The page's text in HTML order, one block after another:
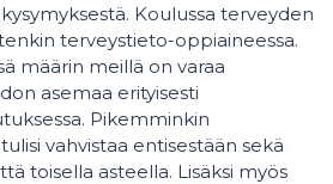
Koulussa terveyden
terveystieto-oppiaineessa.
määrin meillä on varaa
asemaa erityisesti
Pikemminkin
vahvistaa entisestään sekä
toisella asteella. Lisäksi myös